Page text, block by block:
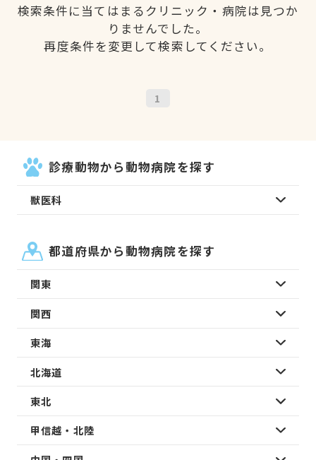
検索条件に当てはまるクリニック・病院は見つか
りませんでした。
再度条件を変更して検索してください。
1
診療動物から動物病院を探す
獣医科
都道府県から動物病院を探す
関東
関西
東海
北海道
東北
甲信越・北陸